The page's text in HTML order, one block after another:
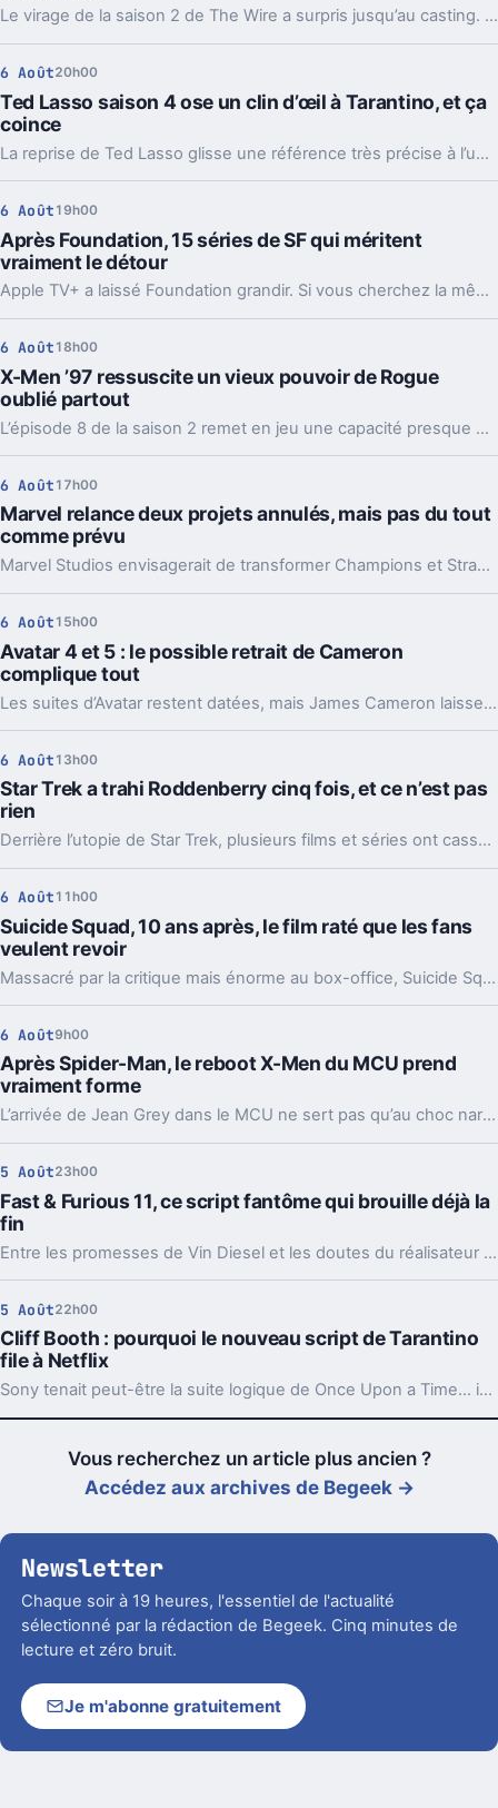
Le virage de la saison 2 de The Wire a surpris jusqu’au casting. Avec le recul, ce choix raconte ce que la série voulait vraiment montrer.
6 Août20h00
Ted Lasso saison 4 ose un clin d’œil à Tarantino, et ça
coince
La reprise de Ted Lasso glisse une référence très précise à l’univers de Quentin Tarantino. Le détail amuse, mais il crée surtout un vrai décalage.
6 Août 19h00
Après Foundation, 15 séries de SF qui méritent
vraiment le détour
Apple TV+ a laissé Foundation grandir. Si vous cherchez la même SF ambitieuse, voilà 15 séries qui prolongent ses idées, chacune à sa façon.
6 Août 18h00
X-Men ’97 ressuscite un vieux pouvoir de Rogue
oublié partout
L’épisode 8 de la saison 2 remet en jeu une capacité presque effacée des comics de Rogue. Et ce détail change la lecture de toute l’intrigue.
6 Août 17h00
Marvel relance deux projets annulés, mais pas du tout
comme prévu
Marvel Studios envisagerait de transformer Champions et Strange Academy en films. Un virage qui en dit long sur l’état de sa stratégie.
6 Août 15h00
Avatar 4 et 5 : le possible retrait de Cameron
complique tout
Les suites d’Avatar restent datées, mais James Cameron laisse entendre qu’il pourrait passer la main. Et là, l’équation change vraiment.
6 Août 13h00
Star Trek a trahi Roddenberry cinq fois, et ce n’est pas
rien
Derrière l’utopie de Star Trek, plusieurs films et séries ont cassé les règles de Gene Roddenberry. Et parfois, c’est justement ce qui les a rendus meilleurs.
6 Août 11h00
Suicide Squad, 10 ans après, le film raté que les fans
veulent revoir
Massacré par la critique mais énorme au box-office, Suicide Squad reste un cas d’école chez DC. Et l’appel au montage d’Ayer n’a jamais cessé.
6 Août9h00
Après Spider-Man, le reboot X-Men du MCU prend
vraiment forme
L’arrivée de Jean Grey dans le MCU ne sert pas qu’au choc narratif. Elle dessine déjà l’âge, les thèmes et les menaces du futur film X-Men.
5 Août23h00
Fast & Furious 11, ce script fantôme qui brouille déjà la
fin
Entre les promesses de Vin Diesel et les doutes du réalisateur Louis Leterrier, la conclusion de la saga Fast & Furious paraît plus floue que prévu.
5 Août22h00
Cliff Booth : pourquoi le nouveau script de Tarantino
file à Netflix
Sony tenait peut-être la suite logique de Once Upon a Time… in Hollywood. Mais un choix de Quentin Tarantino a déplacé le projet vers Netflix.
Vous recherchez un article plus ancien ?
Accédez aux archives de Begeek →
Newsletter
Chaque soir à 19 heures, l'essentiel de l'actualité
sélectionné par la rédaction de Begeek. Cinq minutes de
lecture et zéro bruit.
Je m'abonne gratuitement